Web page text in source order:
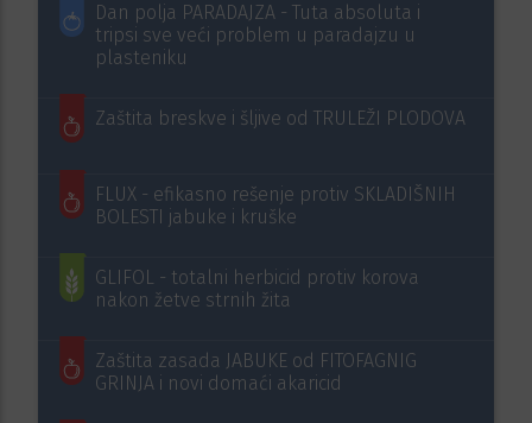
Dan polja PARADAJZA - Tuta absoluta i
tripsi sve veći problem u paradajzu u
plasteniku
Zaštita breskve i šljive od TRULEŽI PLODOVA
FLUX - efikasno rešenje protiv SKLADIŠNIH
BOLESTI jabuke i kruške
GLIFOL - totalni herbicid protiv korova
nakon žetve strnih žita
Zaštita zasada JABUKE od FITOFAGNIG
GRINJA i novi domaći akaricid